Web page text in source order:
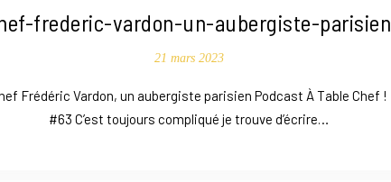
frederic-vardon-un-aubergiste-parisien
21 mars 2023
Frédéric Vardon, un aubergiste parisien Podcast À Table Chef !
#63 C’est toujours compliqué je trouve d’écrire…